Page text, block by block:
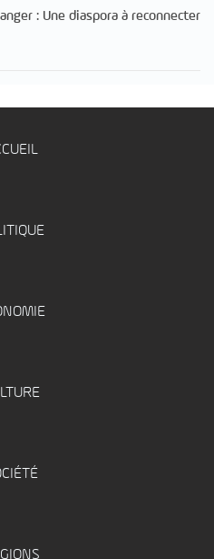
: Une diaspora à reconnecter